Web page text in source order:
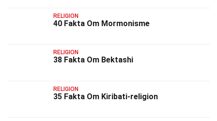
RELIGION
40 Fakta Om Mormonisme
RELIGION
38 Fakta Om Bektashi
RELIGION
35 Fakta Om Kiribati-religion